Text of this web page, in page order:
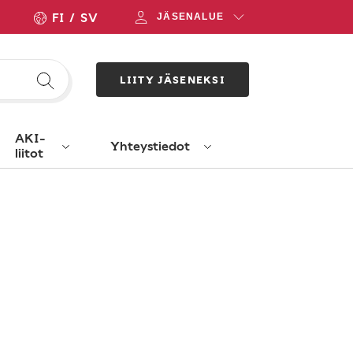
FI SV JÄSENALUE
LIITY JÄSENEKSI
AKI-
liitot
Yhteystiedot